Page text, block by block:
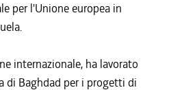
per l'Unione europea in
internazionale, ha lavorato
di Baghdad per i progetti di